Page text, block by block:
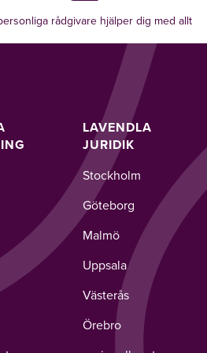
rådgivare hjälper dig med allt
LAVENDLA
JURIDIK
Stockholm
Göteborg
Malmö
Uppsala
Västerås
Örebro